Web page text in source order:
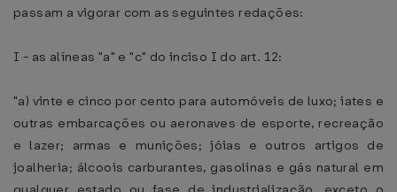
passam a vigorar com as seguintes redações:
I - as alíneas "a" e "c" do inciso I do art. 12:
"a) vinte e cinco por cento para automóveis de luxo; iates e
outras embarcações ou aeronaves de esporte, recreação
e lazer; armas e munições; jóias e outros artigos de
joalheria; álcoois carburantes, gasolinas e gás natural em